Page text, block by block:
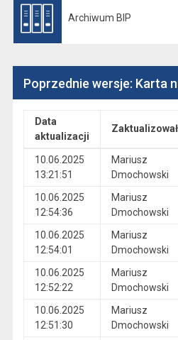
Archiwum BIP
Poprzednie wersje: Karta
Data
aktualizacji
Zaktualizował
10.06.2025
13:21:51
Mariusz
Dmochowski
10.06.2025
12:54:36
Mariusz
Dmochowski
10.06.2025
12:54:01
Mariusz
Dmochowski
10.06.2025
12:52:22
Mariusz
Dmochowski
10.06.2025
12:51:30
Mariusz
Dmochowski